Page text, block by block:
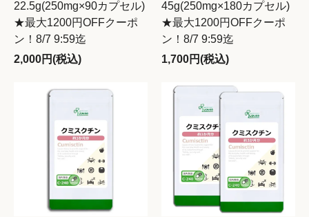
22.5g(250mg×90カプセル)
★最大1200円OFFクーポ
ン！8/7 9:59迄
2,000円(税込)
45g(250mg×180カプセル)
★最大1200円OFFクーポ
ン！8/7 9:59迄
1,700円(税込)